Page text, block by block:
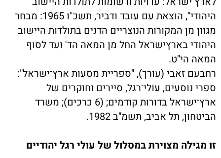
היהודי", הוצאת עם עובד ודביר, תשכ"ו 1965: מבחר
מגוון מן המקורות הנוצריים הדנים בתולדות היישוב
היהודי בארץישראל החל מן המאה הד' ועד לסוף
המאה הי"ט.
רחבעם זאבי (עורך), "ספריית מסעות ארץ־ישראל":
ספרי נוסעים, עולי־רגל, סיירים וחוקרים של
ארץ־ישראל בדורות קודמים; (6 כרכים); משרד
הביטחון, תל אביב, תשמ"ב 1982.
זו מגילה מצוירת במסלול של עולי רגל יהודיים